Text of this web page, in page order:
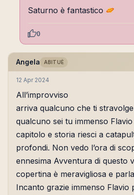
Saturno è fantastico
0
Angela ABITUÈ
12 Apr 2024
All’improvviso
arriva qualcuno che ti
qualcuno sei tu immenso
capitolo e storia riesci a
profondi. Non vedo l’ora di
ennesima Avventura di questo
copertina è meravigliosa e
Incanto grazie immenso Flavio